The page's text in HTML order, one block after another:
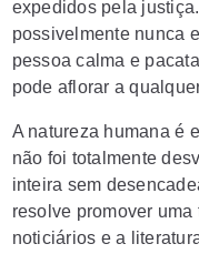
expedidos pela
possivelmente nunca
pessoa calma e
pode aflorar a
A natureza humana é
não foi totalmente
inteira sem
resolve promover
noticiários e a